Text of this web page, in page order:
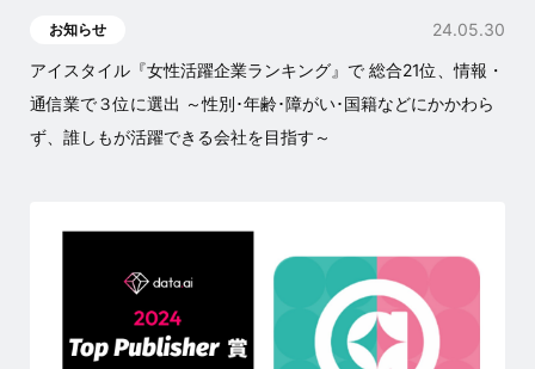
お知らせ
24.05.30
アイスタイル『女性活躍企業ランキング』で 総合21位、情報・
通信業で３位に選出 ～性別･年齢･障がい･国籍などにかかわら
ず、誰しもが活躍できる会社を目指す～